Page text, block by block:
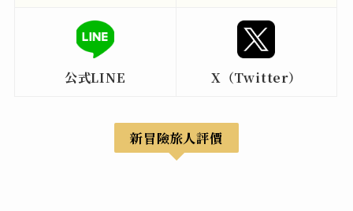
公式LINE X（Twitter）
新冒險旅人評價